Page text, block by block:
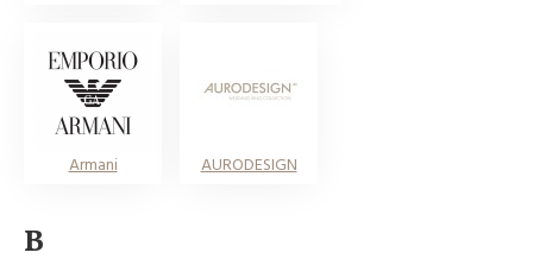
Armani AURODESIGN
B